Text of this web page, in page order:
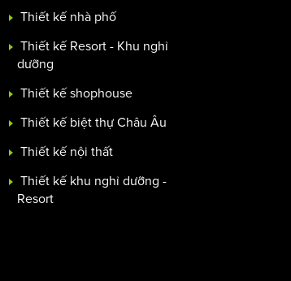
Thiết kế nhà phố
Thiết kế Resort - Khu nghỉ
dưỡng
Thiết kế shophouse
Thiết kế biệt thự Châu Âu
Thiết kế nội thất
Thiết kế khu nghỉ dưỡng -
Resort